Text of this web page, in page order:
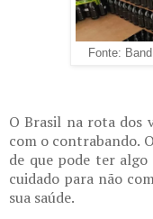
Fonte:
O Brasil na rota dos
com o contrabando.
de que pode ter
cuidado para não
sua saúde.